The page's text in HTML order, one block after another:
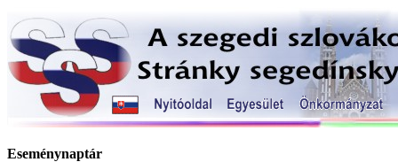
Eseménynaptár